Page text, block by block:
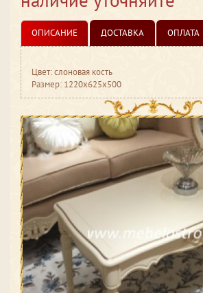
ОПИСАНИЕ ДОСТАВКА ОПЛАТА
Цвет: слоновая кость
Размер: 1220x625x500